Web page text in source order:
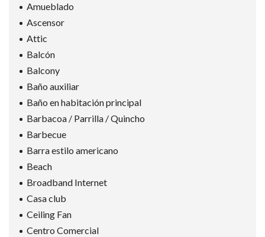
Amueblado
Ascensor
Attic
Balcón
Balcony
Baño auxiliar
Baño en habitación principal
Barbacoa / Parrilla / Quincho
Barbecue
Barra estilo americano
Beach
Broadband Internet
Casa club
Ceiling Fan
Centro Comercial